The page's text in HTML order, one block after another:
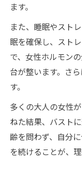
ます。
また、睡眠やスト
眠を確保し、スト
で、女性ホルモン
台が整います。さ
す。
多くの大人の女性
ねた結果、バスト
齢を問わず、自分
を続けることが、